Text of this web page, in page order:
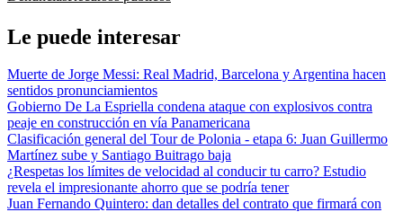
Le puede interesar
Muerte de Jorge Messi: Real Madrid, Barcelona y Argentina hacen
sentidos pronunciamientos
Gobierno De La Espriella condena ataque con explosivos contra
peaje en construcción en vía Panamericana
Clasificación general del Tour de Polonia - etapa 6: Juan Guillermo
Martínez sube y Santiago Buitrago baja
¿Respetas los límites de velocidad al conducir tu carro? Estudio
revela el impresionante ahorro que se podría tener
Juan Fernando Quintero: dan detalles del contrato que firmará con